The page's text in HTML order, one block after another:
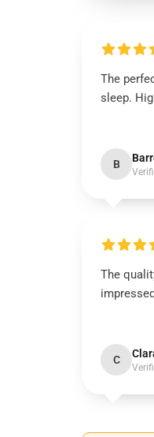
The
sleep.
B
The
C